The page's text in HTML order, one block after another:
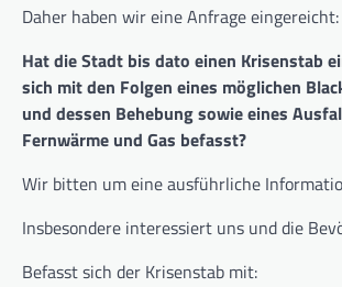
Daher haben wir eine Anfrage eingereicht:
Hat die Stadt bis dato einen Krisenstab
sich mit den Folgen eines möglichen
und dessen Behebung sowie eines
Fernwärme und Gas befasst?
Wir bitten um eine ausführliche
Insbesondere interessiert uns und die
Befasst sich der Krisenstab mit: